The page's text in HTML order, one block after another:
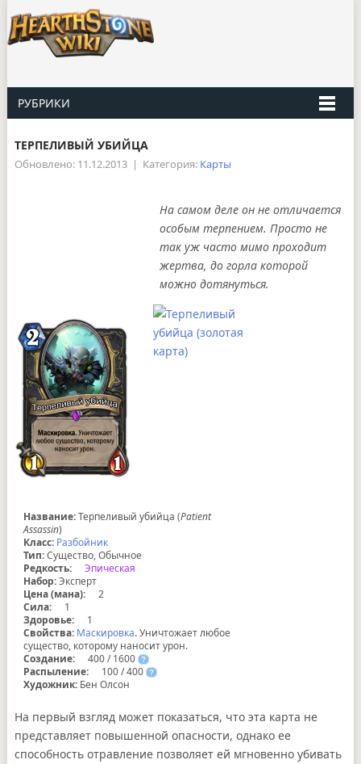
РУБРИКИ
ТЕРПЕЛИВЫЙ УБИЙЦА
Обновлено: 11.12.2013 | Категория: Карты
На самом деле он не отличается
особым терпением. Просто не
так уж часто мимо проходит
жертва, до горла которой
можно дотянуться.
Название:Терпеливый убийца (Patient
Assassin)
Класс: Разбойник
Тип:Существо, Обычное
Редкость:
Эпическая
Набор:Эксперт
Цена (мана):
2
Сила:
1
Здоровье:
1
Свойства: Маскировка. Уничтожает любое
существо, которому наносит урон.
Создание:
400 / 1600 ?
Распыление: 100 / 400 ?
Художник: Бен Олсон
На первый взгляд может показаться, что эта карта не
представляет повышенной опасности, однако ее
способность отравление позволяет ей мгновенно убивать